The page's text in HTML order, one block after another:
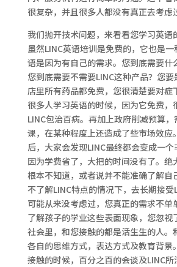
很复杂，并且很多人都没有真正去考虑
我们抛开技术问题，来看看您学习英
虽然LINC英语培训是免费的，它也是
语是因为有自己的需求。您到底需要什
您到底需要不需要LINC这种产品？您
店里所有药品都免费，您很清楚要对症
很多人学习英语的时候，因为它免费，
LINC包治百病。再加上政府削减预算
课，在某种程度上还造成了些市场效应
后，大家会发现LINC最终都会变成一个
因为学费省了，大把的时间没有了。绝
根本不知道，或者说并不能准确了解自
不了解LINC特点的情况下，去长期接
可能从来没考虑过，您真正的需求不单
了解孩子的学业这些表面现象，您忽视
社会里，和您接触的都是活生生的人。
各自的思维方式，表达方式及教育背景
接触的时候，百分之百的会谈及LINC所